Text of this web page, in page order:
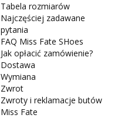
Tabela rozmiarów
Najczęściej zadawane
pytania
FAQ Miss Fate SHoes
Jak opłacić zamówienie?
Dostawa
Wymiana
Zwrot
Zwroty i reklamacje butów
Miss Fate